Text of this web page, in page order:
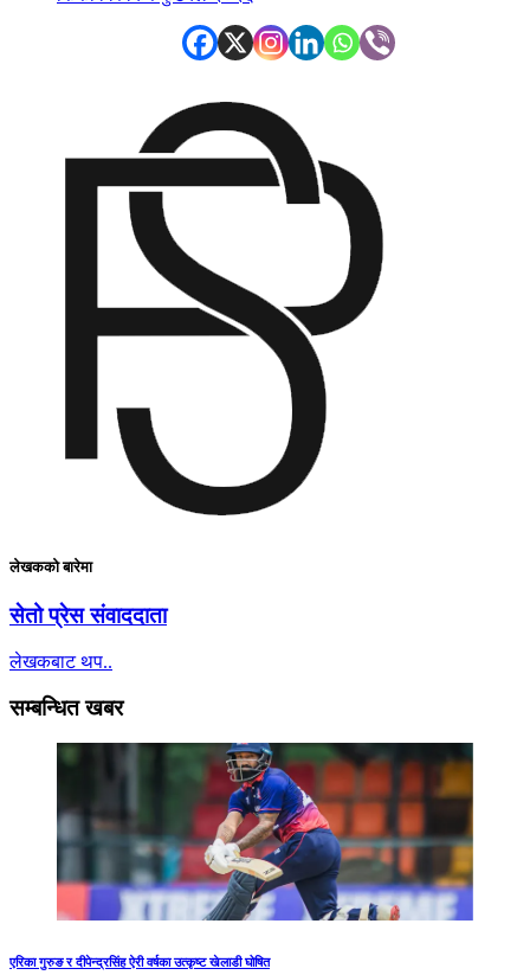
लेखकको बारेमा
सेतो प्रेस संवाददाता
लेखकबाट थप..
सम्बन्धित खबर
एरिका गुरुङ र दीपेन्द्रसिंह ऐरी वर्षका उत्कृष्ट खेलाडी घोषित